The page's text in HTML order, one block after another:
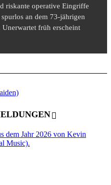
riskante operative Eingriffe
an dem 73-jährigen
früh erscheint